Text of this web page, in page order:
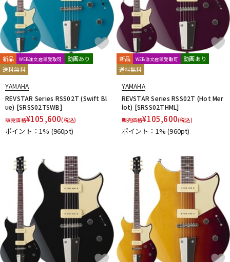
新品 WEB注文店頭受取可
動画あり
送料無料
YAMAHA
REVSTAR Series RSS02T (Swift Bl
ue) [SRSS02TSWB]
販売価格¥105,600(税込)
ポイント：1% (960pt)
新品 WEB注文店頭受取可
動画あり
送料無料
YAMAHA
REVSTAR Series RSS02T (Hot Mer
lot) [SRSS02THML]
販売価格¥105,600(税込)
ポイント：1%(960pt)